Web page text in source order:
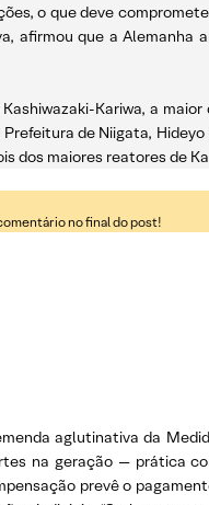
o que deve
afirmou que a Alemanha
Kariwa, a maior
de Niigata,
dos maiores reatores de
no final do post!
aglutinativa da
na geração — prática
prevê o